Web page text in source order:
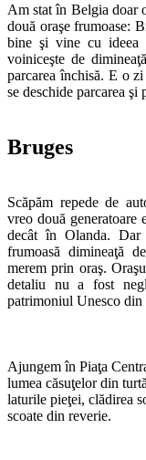
Am stat în Belgia doar
două oraşe frumoase:
bine şi vine cu ideea
voiniceşte de
parcarea închisă. E o
se deschide parcarea şi
Bruges
Scăpăm repede de
vreo două generatoare
decât în Olanda.
frumoasă dimineaţă
merem prin oraş.
detaliu nu a fost
patrimoniul Unesco din
Ajungem în Piaţa
lumea căsuţelor din
laturile pieţei, clădirea
scoate din reverie.